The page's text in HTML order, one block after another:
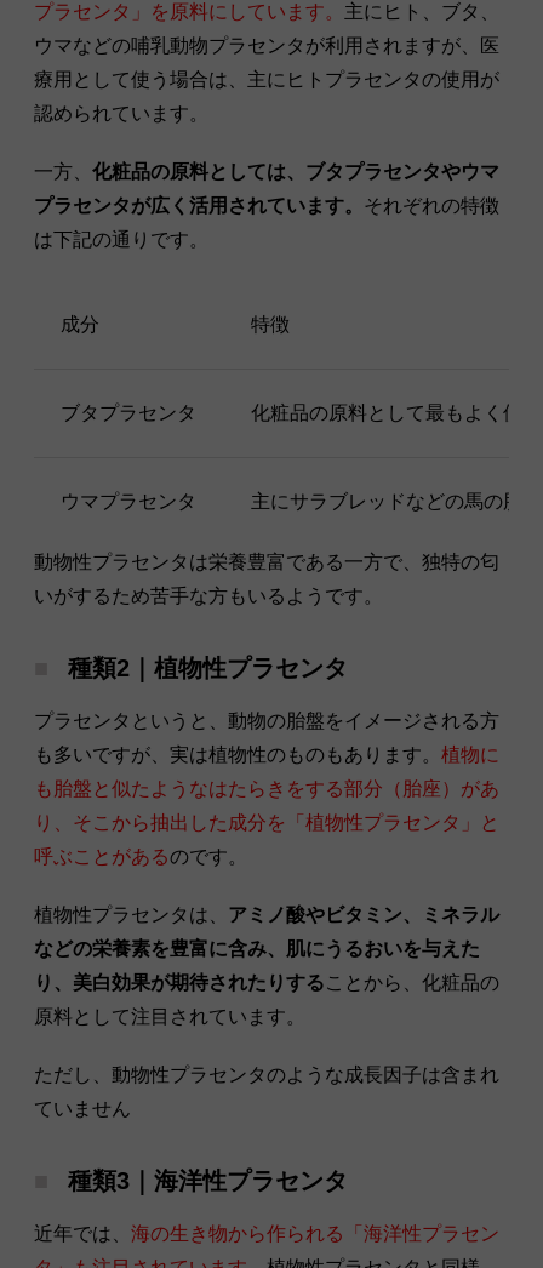
プラセンタ」を原料にしています。 主にヒト、ブタ、
ウマなどの哺乳動物プラセンタが利用されますが、医
療用として使う場合は、主にヒトプラセンタの使用が
認められています。
一方、 化粧品の原料としては、ブタプラセンタやウマ
プラセンタが広く活用されています。 それぞれの特徴
は下記の通りです。
成分 特徴
ブタプラセンタ 化粧品の原料として最もよく使
ウマプラセンタ 主にサラブレッドなどの馬の胎
動物性プラセンタは栄養豊富である一方で、独特の匂
いがするため苦手な方もいるようです。
種類2｜植物性プラセンタ
プラセンタというと、動物の胎盤をイメージされる方
も多いですが、実は植物性のものもあります。 植物に
も胎盤と似たようなはたらきをする部分（胎座）があ
り、そこから抽出した成分を「植物性プラセンタ」と
呼ぶことがあるのです。
植物性プラセンタは、 アミノ酸やビタミン、ミネラル
などの栄養素を豊富に含み、肌にうるおいを与えた
り、美白効果が期待されたりすることから、化粧品の
原料として注目されています。
ただし、動物性プラセンタのような成長因子は含まれ
ていません
種類3｜海洋性プラセンタ
近年では、 海の生き物から作られる「海洋性プラセン